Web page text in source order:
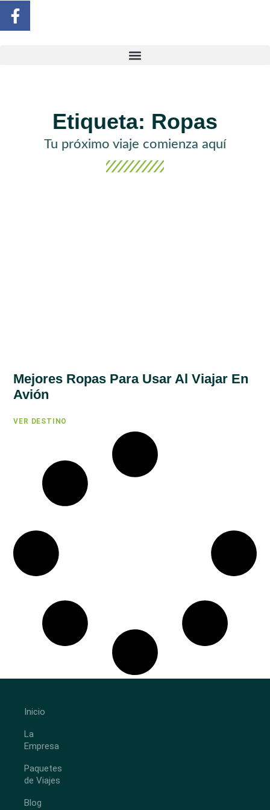
Etiqueta: Ropas
Tu próximo viaje comienza aquí
Mejores Ropas Para Usar Al Viajar En
Avión
VER DESTINO
Inicio
La
Empresa
Paquetes
de Viajes
Blog